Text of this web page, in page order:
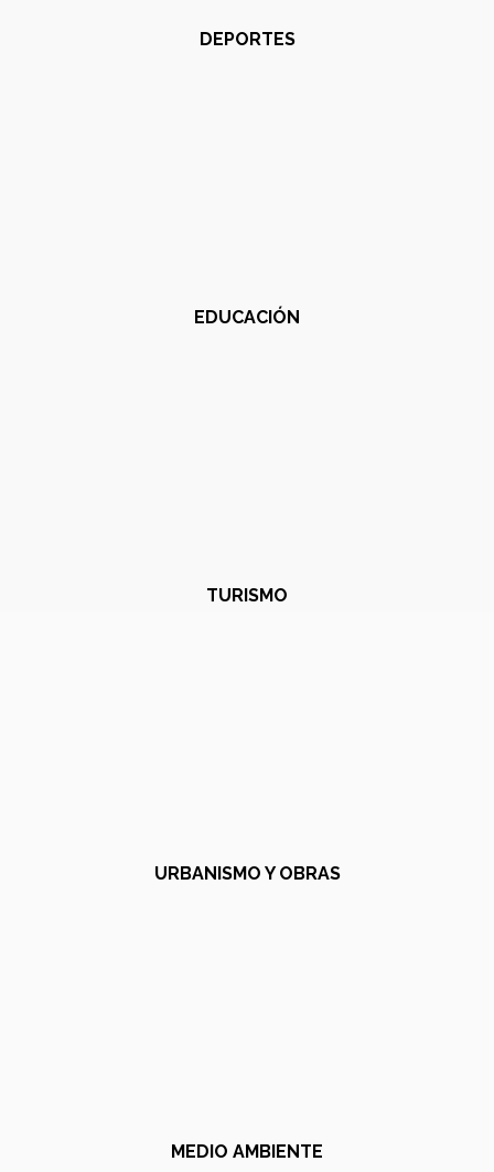
DEPORTES
EDUCACIÓN
TURISMO
URBANISMO Y OBRAS
MEDIO AMBIENTE